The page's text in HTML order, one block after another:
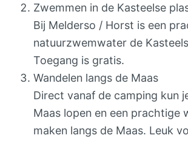
Zwemmen in de Kasteelse
Bij Melderso / Horst is een
natuurzwemwater de
Toegang is gratis.
Wandelen langs de Maas
Direct vanaf de camping kun
Maas lopen en een prachtige
maken langs de Maas. Leuk